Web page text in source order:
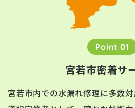
Point 01
宮若市密着サ
宮若市内での水漏れ修理に多数